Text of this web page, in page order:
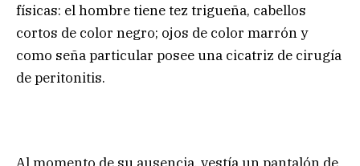
físicas: el hombre tiene tez trigueña, cabellos
cortos de color negro; ojos de color marrón y
como seña particular posee una cicatriz de cirugía
de peritonitis.